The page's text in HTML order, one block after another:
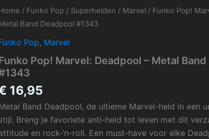
/ Funko Pop / Superhelden / Marvel / Funko Pop!
Band Deadpool #1343
Pop, Marvel
Pop! Marvel: Deadpool – Metal
16,95
Band Deadpool, de ultieme Marvel-held in een
Breng je favoriete anti-held tot leven met dit
en rock-‘n-roll. Een must-have voor elke